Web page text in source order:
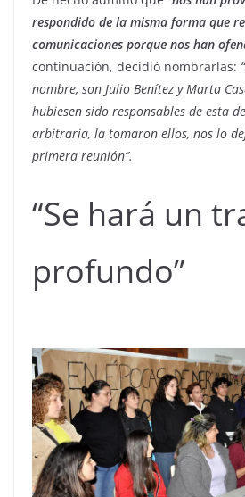
respondido de la misma forma que
comunicaciones porque nos han
continuación, decidió nombrarlas:
nombre, son Julio Benítez y Marta
hubiesen sido responsables de esta
arbitraria, la tomaron ellos, nos lo
primera reunión”.
“Se hará un
profundo”